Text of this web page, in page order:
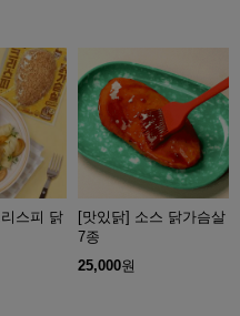
스피 닭
[맛있닭] 소스 닭가슴살
7종
25,000원